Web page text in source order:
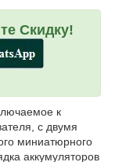
Скидку!
к
с двумя
миниатюрного
аккумуляторов